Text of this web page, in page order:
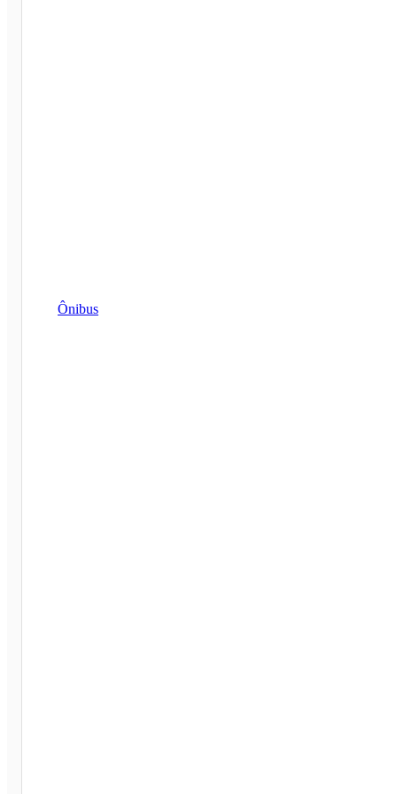
Ônibus